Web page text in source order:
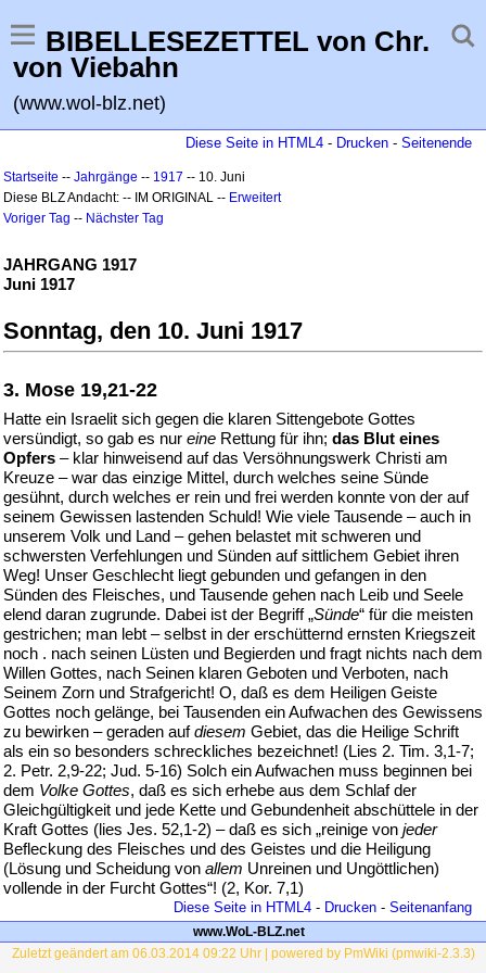
BIBELLESEZETTEL von Chr.
von Viebahn
(www.wol-blz.net)
Diese Seite in HTML4 - Drucken - Seitenende
Startseite -- Jahrgänge -- 1917 -- 10. Juni
Diese BLZ Andacht: -- IM ORIGINAL -- Erweitert
Voriger Tag -- Nächster Tag
JAHRGANG 1917
Juni 1917
Sonntag, den 10. Juni 1917
3. Mose 19,21-22
Hatte ein Israelit sich gegen die klaren Sittengebote Gottes
versündigt, so gab es nur eine Rettung für ihn; das Blut eines
Opfers – klar hinweisend auf das Versöhnungswerk Christi am
Kreuze – war das einzige Mittel, durch welches seine Sünde
gesühnt, durch welches er rein und frei werden konnte von der auf
seinem Gewissen lastenden Schuld! Wie viele Tausende – auch in
unserem Volk und Land – gehen belastet mit schweren und
schwersten Verfehlungen und Sünden auf sittlichem Gebiet ihren
Weg! Unser Geschlecht liegt gebunden und gefangen in den
Sünden des Fleisches, und Tausende gehen nach Leib und Seele
elend daran zugrunde. Dabei ist der Begriff „Sünde“ für die meisten
gestrichen; man lebt – selbst in der erschütternd ernsten Kriegszeit
noch . nach seinen Lüsten und Begierden und fragt nichts nach dem
Willen Gottes, nach Seinen klaren Geboten und Verboten, nach
Seinem Zorn und Strafgericht! O, daß es dem Heiligen Geiste
Gottes noch gelänge, bei Tausenden ein Aufwachen des Gewissens
zu bewirken – geraden aufdiesem Gebiet, das die Heilige Schrift
als ein so besonders schreckliches bezeichnet! (Lies 2. Tim. 3,1-7;
2. Petr. 2,9-22; Jud. 5-16) Solch ein Aufwachen muss beginnen bei
dem Volke Gottes, daß es sich erhebe aus dem Schlaf der
Gleichgültigkeit und jede Kette und Gebundenheit abschüttele in der
Kraft Gottes (lies Jes. 52,1-2) – daß es sich „reinige von jeder
Befleckung des Fleisches und des Geistes und die Heiligung
(Lösung und Scheidung von allem Unreinen und Ungöttlichen)
vollende in der Furcht Gottes“! (2, Kor. 7,1)
Diese Seite in HTML4 - Drucken - Seitenanfang
www.WoL-BLZ.net
Zuletzt geändert am 06.03.2014 09:22 Uhr | powered by PmWiki (pmwiki-2.3.3)